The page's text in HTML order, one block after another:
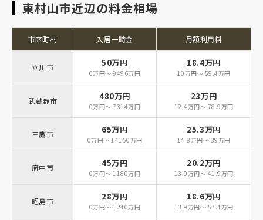
東村山市近辺の料金相場
市区町村 入居一時金 月額利用料
立川市 50万円
0万円～ 9496万円
18.4万円
10万円～ 59.4万円
武蔵野市 480万円
0万円～ 7314万円
23万円
12.4万円～ 78.9万円
三鷹市 65万円
0万円～ 14150万円
25.3万円
14.8万円～ 89万円
府中市 45万円
0万円～ 1180万円
20.2万円
13.9万円～ 41.9万円
昭島市 28万円
0万円～ 1240万円
18.6万円
13.9万円～ 57.4万円